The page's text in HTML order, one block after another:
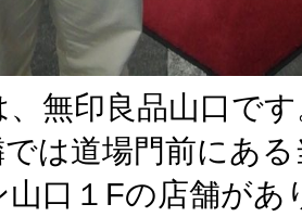
、無印良品山口で
は道場門前にあ
山口１Fの店舗が